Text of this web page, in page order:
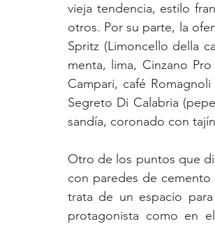
vieja tendencia, estilo
otros. Por su parte, la
Spritz (Limoncello della
menta, lima, Cinzano
Campari, café
Segreto Di Calabria
sandía, coronado con
Otro de los puntos que
con paredes de
trata de un espacio
protagonista como en